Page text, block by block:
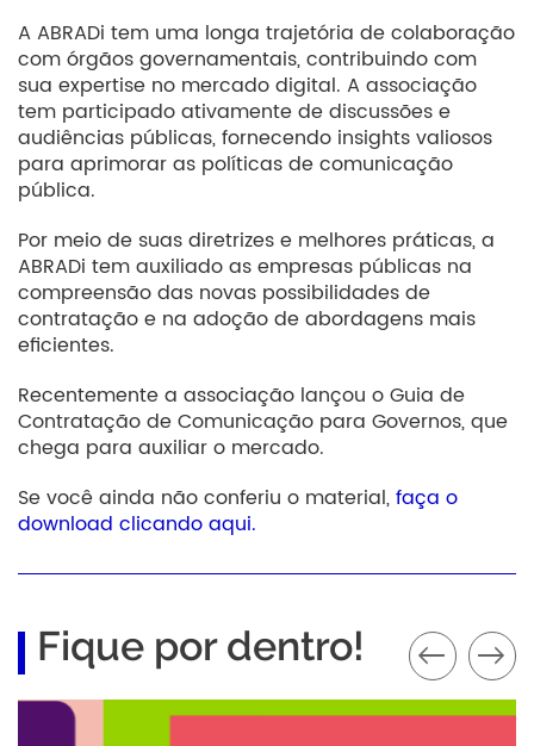
A ABRADi tem uma longa trajetória de colaboração
com órgãos governamentais, contribuindo com
sua expertise no mercado digital. A associação
tem participado ativamente de discussões e
audiências públicas, fornecendo insights valiosos
para aprimorar as políticas de comunicação
pública.
Por meio de suas diretrizes e melhores práticas, a
ABRADi tem auxiliado as empresas públicas na
compreensão das novas possibilidades de
contratação e na adoção de abordagens mais
eficientes.
Recentemente a associação lançou o Guia de
Contratação de Comunicação para Governos, que
chega para auxiliar o mercado.
Se você ainda não conferiu o material,faça o
download clicando aqui.
Fique por dentro!